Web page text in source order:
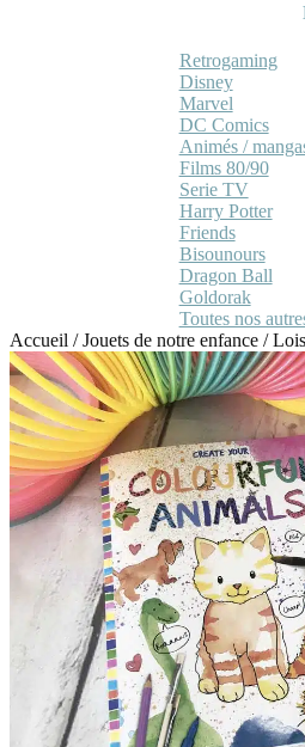
Retrogaming
Disney
Marvel
DC Comics
Animés /
Films 80/90
Serie TV
Harry Potter
Friends
Bisounours
Dragon Ball
Goldorak
Toutes nos
Accueil /Jouets de notre enfance /